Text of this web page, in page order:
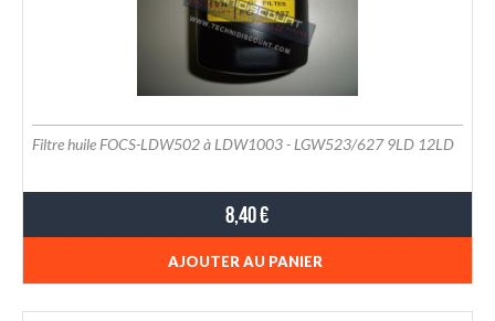
Filtre huile FOCS-LDW502 à LDW1003 - LGW523/627 9LD 12LD
8,40 €
AJOUTER AU PANIER